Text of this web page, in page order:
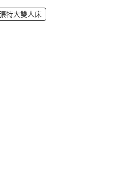
特大雙人床